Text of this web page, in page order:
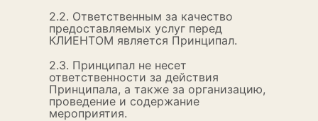
2.2. Ответственным за качество
предоставляемых услуг перед
КЛИЕНТОМ является Принципал.
2.3. Принципал не несет
ответственности за действия
Принципала, а также за организацию,
проведение и содержание
мероприятия.